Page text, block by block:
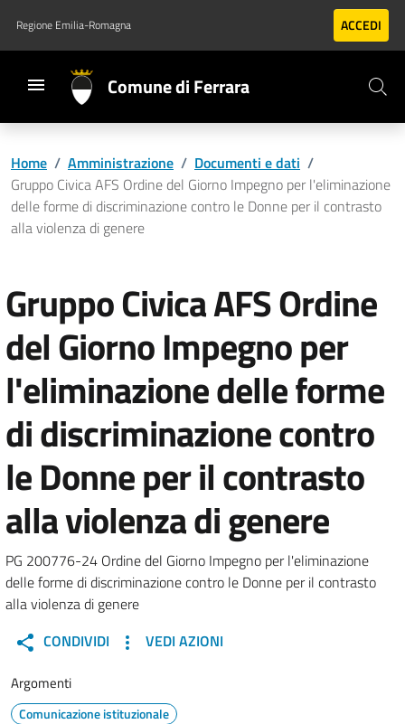
Vai al contenuto principale
Vai al footer
Regione Emilia-Romagna ACCEDI
Comune di Ferrara
Home / Amministrazione / Documenti e dati /
Gruppo Civica AFS Ordine del Giorno Impegno per l'eliminazione
delle forme di discriminazione contro le Donne per il contrasto
alla violenza di genere
Gruppo Civica AFS Ordine
del Giorno Impegno per
l'eliminazione delle forme
di discriminazione contro
le Donne per il contrasto
alla violenza di genere
PG 200776-24 Ordine del Giorno Impegno per l'eliminazione
delle forme di discriminazione contro le Donne per il contrasto
alla violenza di genere
CONDIVIDI
VEDI AZIONI
Argomenti
Comunicazione istituzionale